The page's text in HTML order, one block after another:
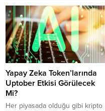
ve bu rakamın 2028 yılına kadar
144,28 milyar dolara ulaşması
öngörülüyor. Ancak bu büyüme
sadece yeni fırsatlar değil, aynı
zamanda yeni zorluklar da
getiriyor. PR ajanslarının ayakta
kalması için teknolojiyi etkin
kullanmaları ve hızlı adaptasyon
sağlamaları gerekiyor. Nobilitate
Yapay Zeka Token’larında
Uptober Etkisi Görülecek
Mi?
Her piyasada olduğu gibi kripto